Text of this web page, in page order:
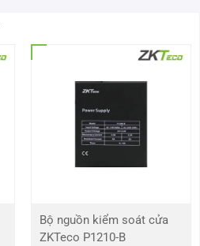
1100mm * 280mm * 205mm
140kg + 51kg ( Hộp phân phối ) + 90kg
1300mm x 450mm x 480mm
800mm x 750mm x 1560mm (Bàn điều
Bộ nguồn kiểm soát cửa
ZKTeco P1210-B